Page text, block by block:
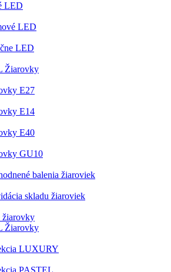
LED
LED
LED
Žiarovky
E27
E14
E40
GU10
balenia žiaroviek
skladu žiaroviek
žiarovky
Žiarovky
LUXURY
PASTEL